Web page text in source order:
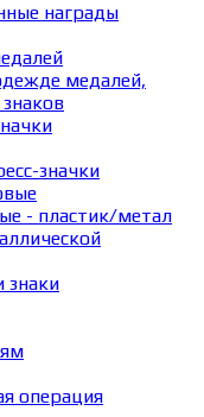
награды
медалей,
значки
- пластик/метал
знаки
операция